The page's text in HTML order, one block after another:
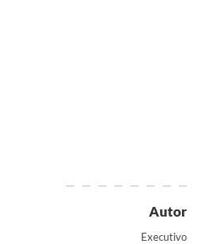
Autor
Executivo